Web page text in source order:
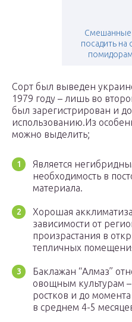
Смешанные
посадить на
Сорт был выведен
1979 году – лишь во
был зарегистрирован и
использованию.Из
можно выделить;
Является
необходимость в
материала.
Хорошая
зависимости от
произрастания в
тепличных
Баклажан “Алмаз”
овощным культурам
ростков и до
в среднем 4-5